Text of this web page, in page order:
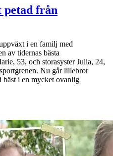
petad från
i en familj med
av tidernas bästa
53, och storasyster Julia, 24,
Nu går lillebror
bäst i en mycket ovanlig